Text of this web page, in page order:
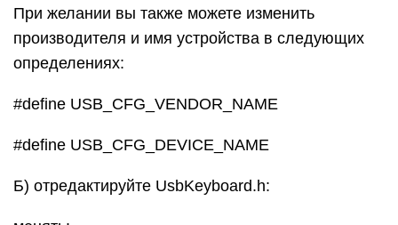
При желании вы также можете изменить
производителя и имя устройства в следующих
определениях:
#define USB_CFG_VENDOR_NAME
#define USB_CFG_DEVICE_NAME
Б) отредактируйте UsbKeyboard.h: